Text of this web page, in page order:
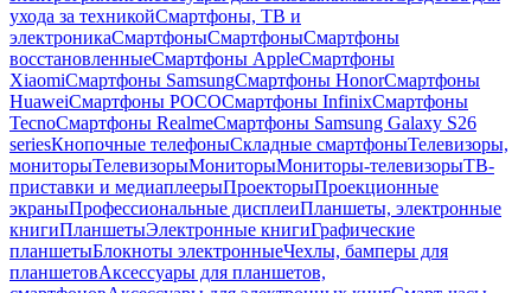
ухода за техникойСмартфоны, ТВ и
электроникаСмартфоныСмартфоныСмартфоны
восстановленныеСмартфоны AppleСмартфоны
XiaomiСмартфоны SamsungСмартфоны HonorСмартфоны
HuaweiСмартфоны POCOСмартфоны InfinixСмартфоны
TecnoСмартфоны RealmeСмартфоны Samsung Galaxy S26
seriesКнопочные телефоныСкладные смартфоныТелевизоры,
мониторыТелевизорыМониторыМониторы-телевизорыТВ-
приставки и медиаплеерыПроекторыПроекционные
экраныПрофессиональные дисплеиПланшеты, электронные
книгиПланшетыЭлектронные книгиГрафические
планшетыБлокноты электронныеЧехлы, бамперы для
планшетовАксессуары для планшетов,